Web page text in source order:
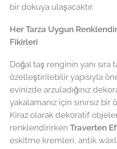
bir dokuya ulaşacaktır.
Her Tarza Uygun
Fikirleri
Doğal taş renginin yanı sıra
özelleştirilebilir yapısıyla
evinizde arzuladığınız
yakalamanız için sınırsız
Kiraz olarak dekoratif
renklendirirken Traverten
eskitme kremleri, antik